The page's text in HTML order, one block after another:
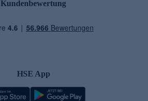
Kundenbewertung
HSE App